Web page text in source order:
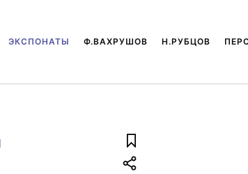
ЭКСПОНАТЫ Ф.ВАХРУШОВ Н.РУБЦОВ